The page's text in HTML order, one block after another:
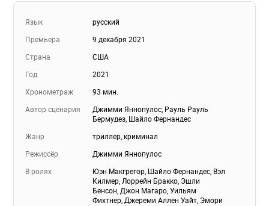
Язык
русский
Премьера
9 декабря 2021
Страна
США
Год
2021
Хронометраж
93 мин.
Автор сценария
Джимми Яннопулос Рауль Рауль
Бермудез Шайло Фернандес
Жанр
триллер криминал
Режиссёр
Джимми Яннопулос
В ролях
Юэн Макгрегор Шайло Фернандес Вэл
Килмер Лоррейн Бракко Эшли
Бенсон Джон Магаро Уильям
Фихтнер Джереми Аллен Уайт Эмори